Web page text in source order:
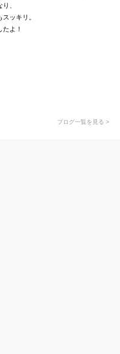
、
ッキリ。
よ！
ブログ一覧を見る >